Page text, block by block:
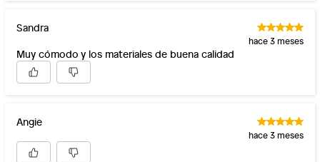
Sandra
hace 3 meses
Muy cómodo y los materiales de buena calidad
Angie
hace 3 meses